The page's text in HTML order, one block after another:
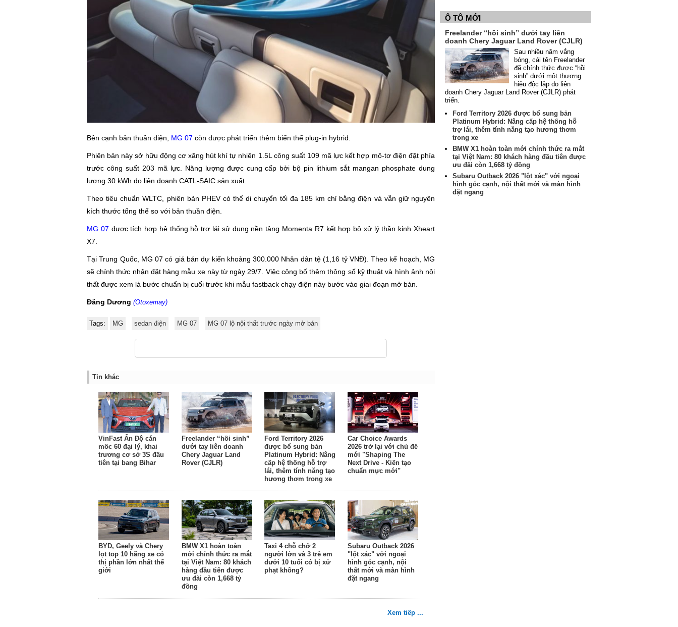
Bên cạnh bản thuần điện, MG 07 còn được phát triển thêm biến thể plug-in hybrid.
Phiên bản này sở hữu động cơ xăng hút khí tự nhiên 1.5L công suất 109 mã lực kết hợp mô-tơ điện đặt phía
trước công suất 203 mã lực. Năng lượng được cung cấp bởi bộ pin lithium sắt mangan phosphate dung
lượng 30 kWh do liên doanh CATL-SAIC sản xuất.
Theo tiêu chuẩn WLTC, phiên bản PHEV có thể di chuyển tối đa 185 km chỉ bằng điện và vẫn giữ nguyên
kích thước tổng thể so với bản thuần điện.
MG 07 được tích hợp hệ thống hỗ trợ lái sử dụng nền tảng Momenta R7 kết hợp bộ xử lý thần kinh Xheart
X7.
Tại Trung Quốc, MG 07 có giá bán dự kiến khoảng 300.000 Nhân dân tệ (1,16 tỷ VNĐ). Theo kế hoạch, MG
sẽ chính thức nhận đặt hàng mẫu xe này từ ngày 29/7. Việc công bố thêm thông số kỹ thuật và hình ảnh nội
thất được xem là bước chuẩn bị cuối trước khi mẫu fastback chạy điện này bước vào giai đoạn mở bán.
Đăng Dương (Otoxemay)
Tags: MG sedan điện MG 07 MG 07 lộ nội thất trước ngày mở bán
Tin khác
VinFast Ấn Độ cán
mốc 60 đại lý, khai
trương cơ sở 3S đầu
tiên tại bang Bihar
Freelander “hồi sinh”
dưới tay liên doanh
Chery Jaguar Land
Rover (CJLR)
Ford Territory 2026
được bổ sung bản
Platinum Hybrid: Nâng
cấp hệ thống hỗ trợ
lái, thêm tính năng tạo
hương thơm trong xe
Car Choice Awards
2026 trở lại với chủ đề
mới "Shaping The
Next Drive - Kiến tạo
chuẩn mực mới"
BYD, Geely và Chery
lọt top 10 hãng xe có
thị phần lớn nhất thế
giới
BMW X1 hoàn toàn
mới chính thức ra mắt
tại Việt Nam: 80 khách
hàng đầu tiên được
ưu đãi còn 1,668 tỷ
đồng
Taxi 4 chỗ chở 2
người lớn và 3 trẻ em
dưới 10 tuổi có bị xử
phạt không?
Subaru Outback 2026
"lột xác" với ngoại
hình góc cạnh, nội
thất mới và màn hình
đặt ngang
Xem tiếp ...
Ô TÔ MỚI
Freelander “hồi sinh” dưới tay liên
doanh Chery Jaguar Land Rover (CJLR)
Sau nhiều năm vắng
bóng, cái tên Freelander
đã chính thức được “hồi
sinh” dưới một thương
hiệu độc lập do liên
doanh Chery Jaguar Land Rover (CJLR) phát
triển.
Ford Territory 2026 được bổ sung bản
Platinum Hybrid: Nâng cấp hệ thống hỗ
trợ lái, thêm tính năng tạo hương thơm
trong xe
BMW X1 hoàn toàn mới chính thức ra mắt
tại Việt Nam: 80 khách hàng đầu tiên được
ưu đãi còn 1,668 tỷ đồng
Subaru Outback 2026 "lột xác" với ngoại
hình góc cạnh, nội thất mới và màn hình
đặt ngang